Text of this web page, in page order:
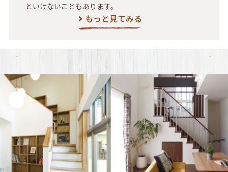
といけないこともあります。
もっと見てみる